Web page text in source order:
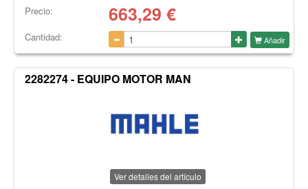
Precio: 663,29 €
Cantidad: Añadir
2282274 - EQUIPO MOTOR MAN
Ver detalles del artículo